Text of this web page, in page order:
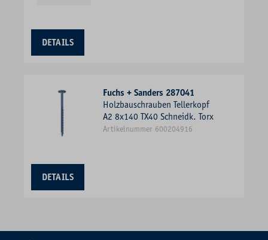
DETAILS
Fuchs + Sanders 287041
Holzbauschrauben Tellerkopf
A2 8x140 TX40 Schneidk. Torx
Artikelnummer 600204916
DETAILS